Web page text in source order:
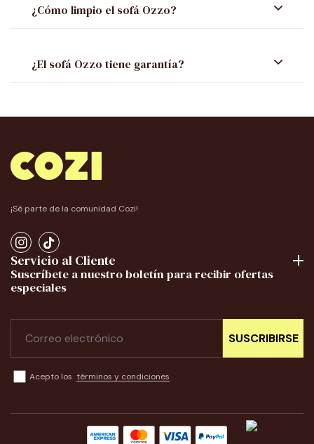
¿Cómo limpio el sofá Ozzo?
¿El sofá Ozzo tiene garantía?
¡Sé parte de la comunidad Cozi!
Instagram
TikTok
Servicio al Cliente
Suscríbete a nuestro boletín para recibir ofertas
especiales
SUSCRIBIRSE
Acepto los términos y condiciones
Formas
de